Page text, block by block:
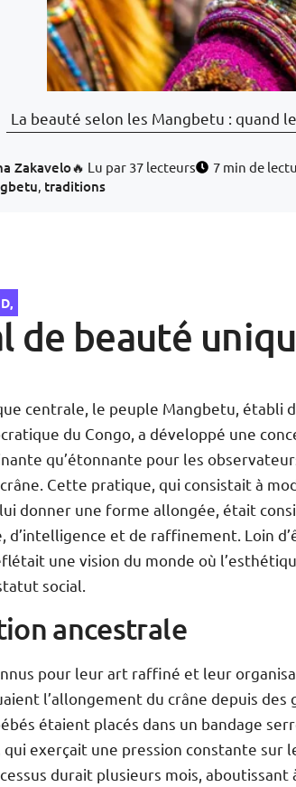
La beauté selon les Mangbetu : quand
Zakavelo🔥 Lu par 37 lecteurs 7 min de
, traditions
de beauté
centrale, le peuple Mangbetu, établi
du Congo, a développé une
qu’étonnante pour les
Cette pratique, qui consistait à
donner une forme allongée, était
d’intelligence et de raffinement. Loin
une vision du monde où
social.
ancestrale
pour leur art raffiné et leur
l’allongement du crâne depuis des
étaient placés dans un bandage
exerçait une pression constante sur
durait plusieurs mois, aboutissant